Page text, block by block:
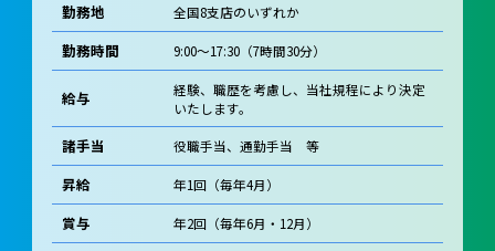
勤務地 全国8支店のいずれか
勤務時間 9:00～17:30（7時間30分）
給与
経験、職歴を考慮し、当社規程により決定
いたします。
諸手当 役職手当、通勤手当 等
昇給 年1回（毎年4月）
賞与 年2回（毎年6月・12月）